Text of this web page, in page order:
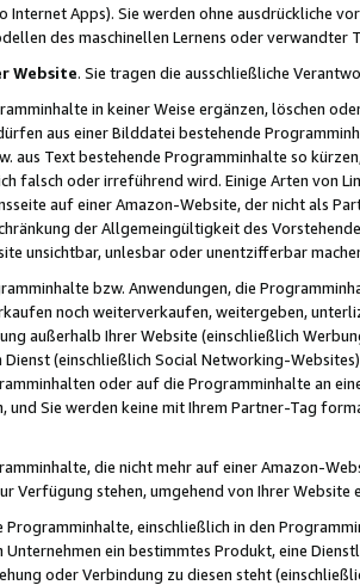
Internet Apps). Sie werden ohne ausdrückliche
des maschinellen Lernens oder
Website. Sie tragen die ausschließliche
in keiner Weise ergänzen, löschen
aus einer Bilddatei bestehende
aus Text bestehende Programminhalte so
falsch oder irreführend wird. Einige Arten von
auf einer Amazon-Website, der nicht als
der Allgemeingültigkeit des
unsichtbar, unlesbar oder unentzifferbar
bzw. Anwendungen, die
noch weiterverkaufen, weitergeben,
außerhalb Ihrer Website (einschließlich
(einschließlich Social Networking-
oder auf die Programminhalte an
und Sie werden keine mit Ihrem Partner-Tag
die nicht mehr auf einer Amazon-
Verfügung stehen, umgehend von Ihrer
Programminhalte, einschließlich in den
Unternehmen ein bestimmtes Produkt, eine
oder Verbindung zu diesen steht